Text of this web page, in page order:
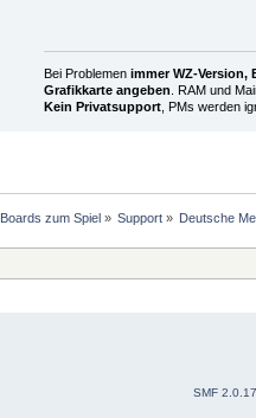
Bei Problemen immer WZ-Version,
Grafikkarte angeben . RAM und
Kein Privatsupport, PMs werden
Boards zum Spiel» Support» Deutsche
SMF 2.0.17